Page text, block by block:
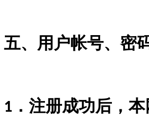
五、用户帐号、密
1 ．注册成功后，